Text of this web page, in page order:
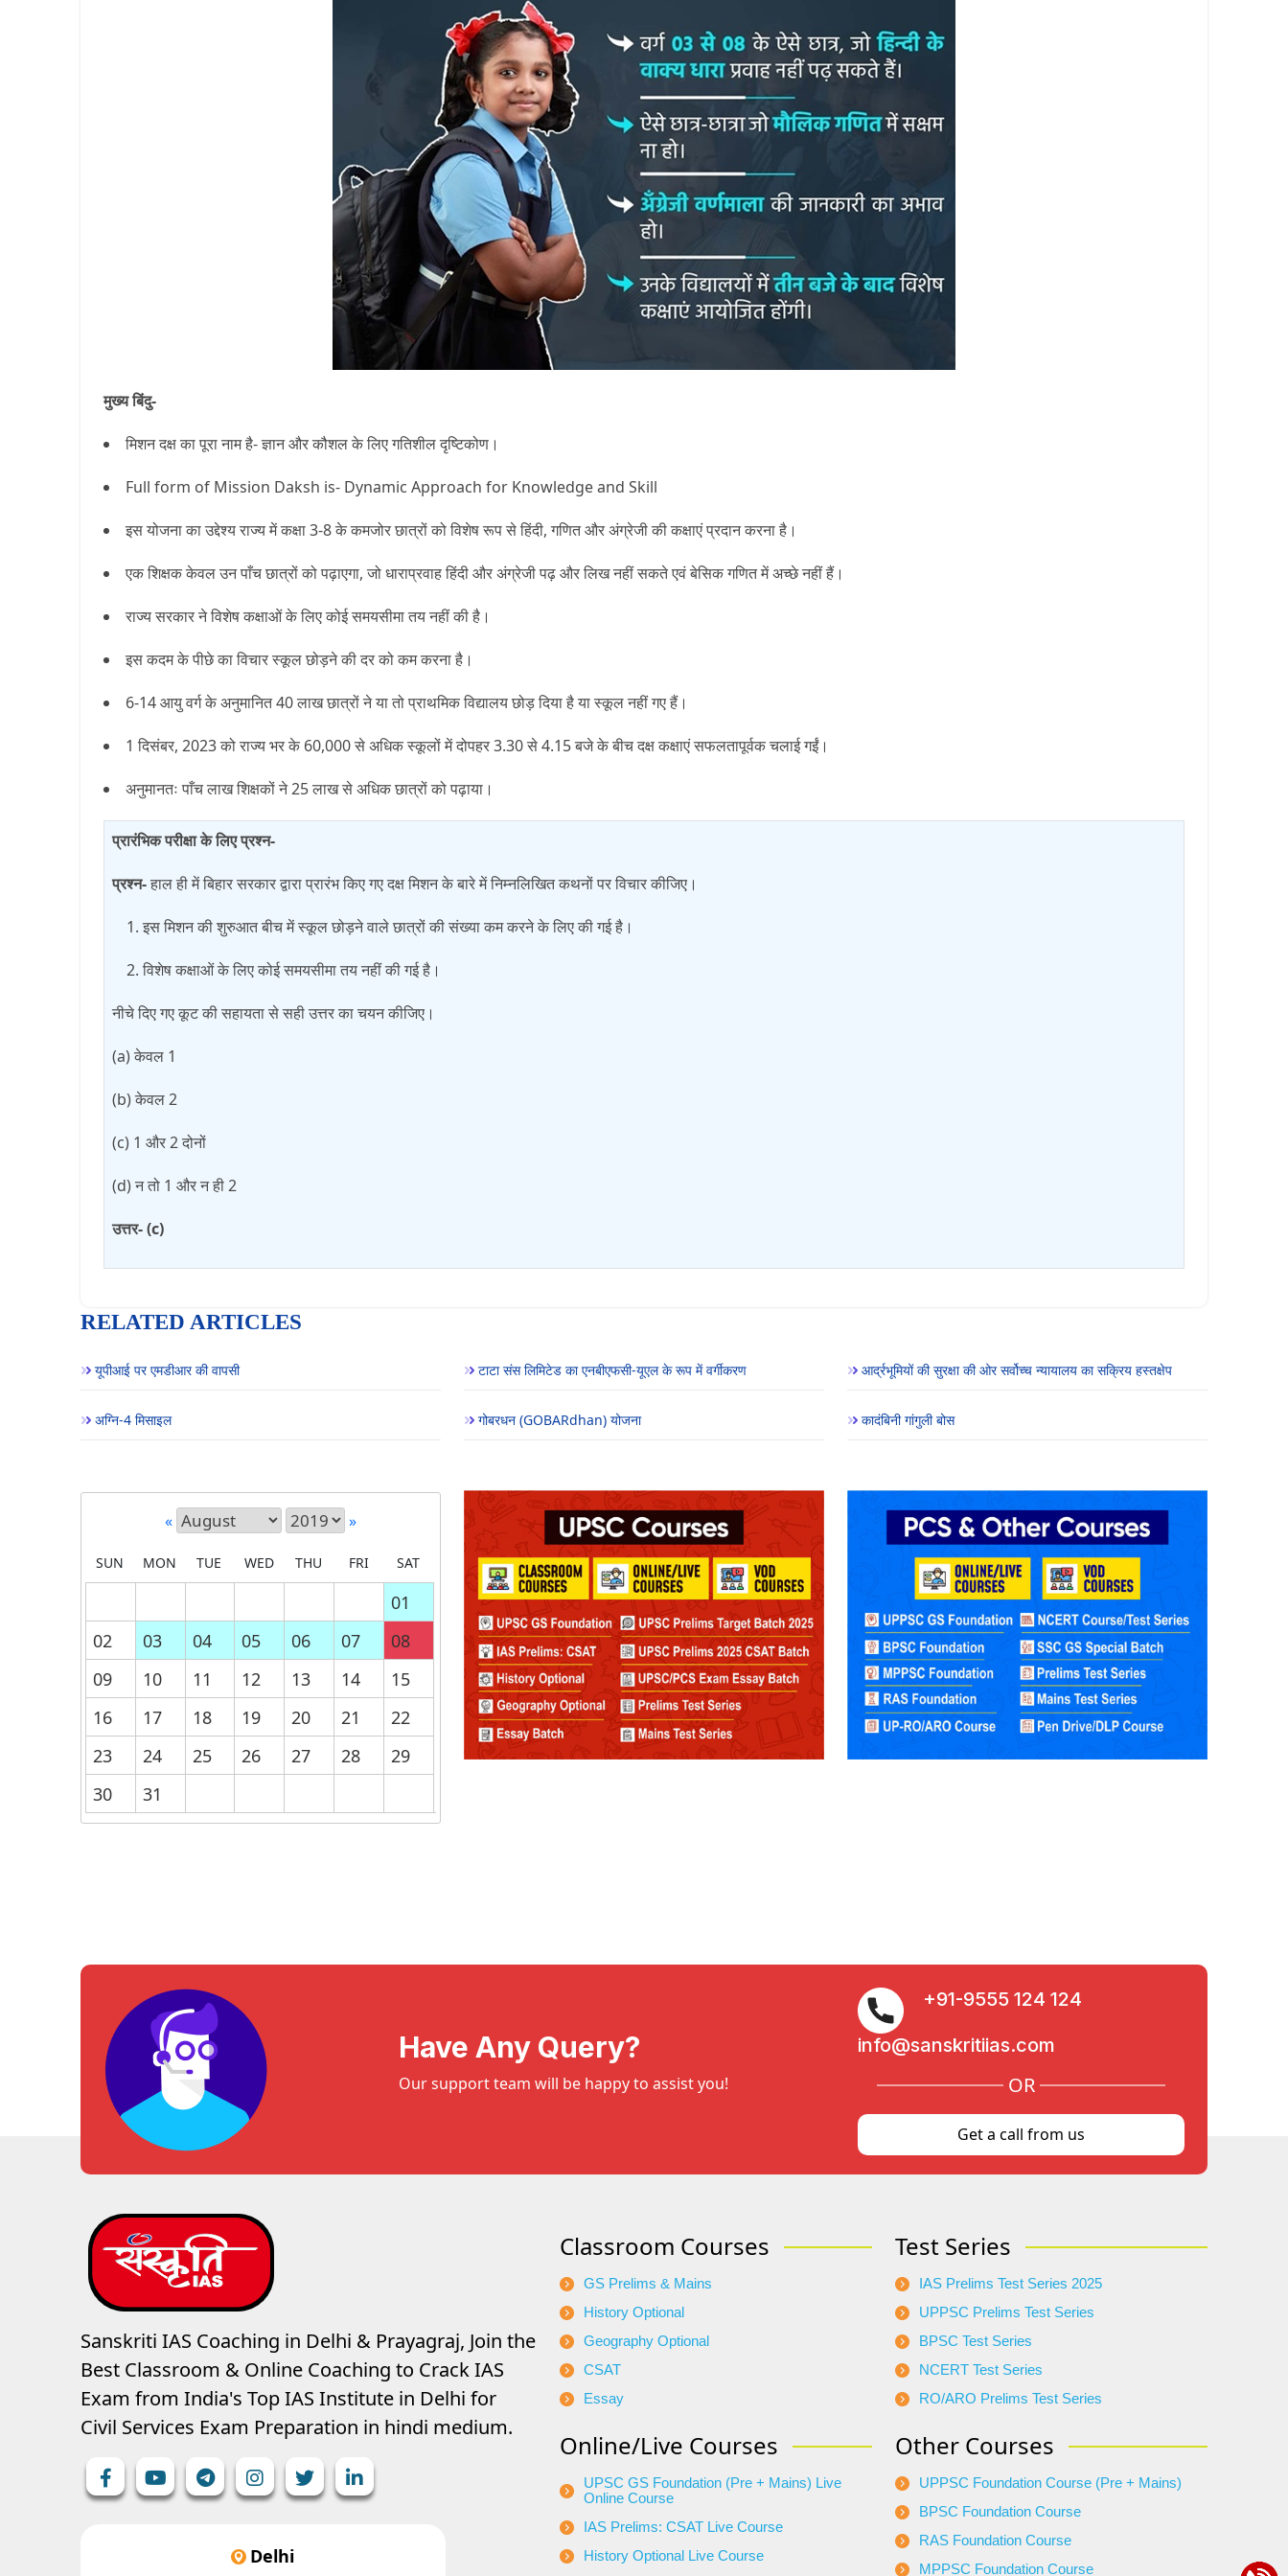
मुख्य बिंदु-
मिशन दक्ष का पूरा नाम है- ज्ञान और कौशल के लिए गतिशील दृष्टिकोण।
Full form of Mission Daksh is- Dynamic Approach for Knowledge and Skill
इस योजना का उद्देश्य राज्य में कक्षा3-8के कमजोर छात्रों को विशेष रूप से हिंदी, गणित और अंग्रेजी की कक्षाएं प्रदान करना है।
एक शिक्षक केवल उन पाँच छात्रों को पढ़ाएगा, जो धाराप्रवाह हिंदी और अंग्रेजी पढ़ और लिख नहीं सकते एवं बेसिक गणित में अच्छे नहीं हैं।
राज्य सरकार ने विशेष कक्षाओं के लिए कोई समयसीमा तय नहीं की है।
इस कदम के पीछे का विचार स्कूल छोड़ने की दर को कम करना है।
6-14आयु वर्ग के अनुमानित40लाख छात्रों ने या तो प्राथमिक विद्यालय छोड़ दिया है या स्कूल नहीं गए हैं।
1 दिसंबर, 2023 को राज्य भर के 60,000से अधिक स्कूलों में दोपहर3.30से4.15बजे के बीच दक्ष कक्षाएं सफलतापूर्वक चलाई गईं।
अनुमानतः पाँच लाख शिक्षकों ने25लाख से अधिक छात्रों को पढ़ाया।
प्रारंभिक परीक्षा के लिए प्रश्न-
प्रश्न-हाल ही में बिहार सरकार द्वारा प्रारंभ किए गए दक्ष मिशन के बारे में निम्नलिखित कथनों पर विचार कीजिए।
इस मिशन की शुरुआत बीच में स्कूल छोड़ने वाले छात्रों की संख्या कम करने के लिए की गई है।
विशेष कक्षाओं के लिए कोई समयसीमा तय नहीं की गई है।
नीचे दिए गए कूट की सहायता से सही उत्तर का चयन कीजिए।
(a) केवल 1
(b) केवल 2
(c) 1 और 2 दोनों
(d) न तो 1 और न ही 2
उत्तर- (c)
RELATED ARTICLES
यूपीआई पर एमडीआर की वापसी टाटा संस लिमिटेड का एनबीएफसी-यूएल के रूप में वर्गीकरण आर्द्रभूमियों की सुरक्षा की ओर सर्वोच्च न्यायालय का सक्रिय हस्तक्षेप
अग्नि-4 मिसाइल गोबरधन (GOBARdhan) योजना कादंबिनी गांगुली बोस
« »
SUN MON TUE WED THU FRI SAT
01
02
03 04 05 06 07
08
09
10 11 12 13 14
15
16
17 18 19 20 21
22
23
24 25 26 27 28
29
30
31
Have Any Query?
Our support team will be happy to assist you!
+91-9555 124 124
info@sanskritiias.com
OR
Get a call from us
Sanskriti IAS Coaching in Delhi & Prayagraj, Join the
Best Classroom & Online Coaching to Crack IAS
Exam from India's Top IAS Institute in Delhi for
Civil Services Exam Preparation in hindi medium.
Delhi
Classroom Courses
GS Prelims & Mains
History Optional
Geography Optional
CSAT
Essay
Online/Live Courses
UPSC GS Foundation (Pre + Mains) Live
Online Course
IAS Prelims: CSAT Live Course
History Optional Live Course
Test Series
IAS Prelims Test Series 2025
UPPSC Prelims Test Series
BPSC Test Series
NCERT Test Series
RO/ARO Prelims Test Series
Other Courses
UPPSC Foundation Course (Pre + Mains)
BPSC Foundation Course
RAS Foundation Course
MPPSC Foundation Course